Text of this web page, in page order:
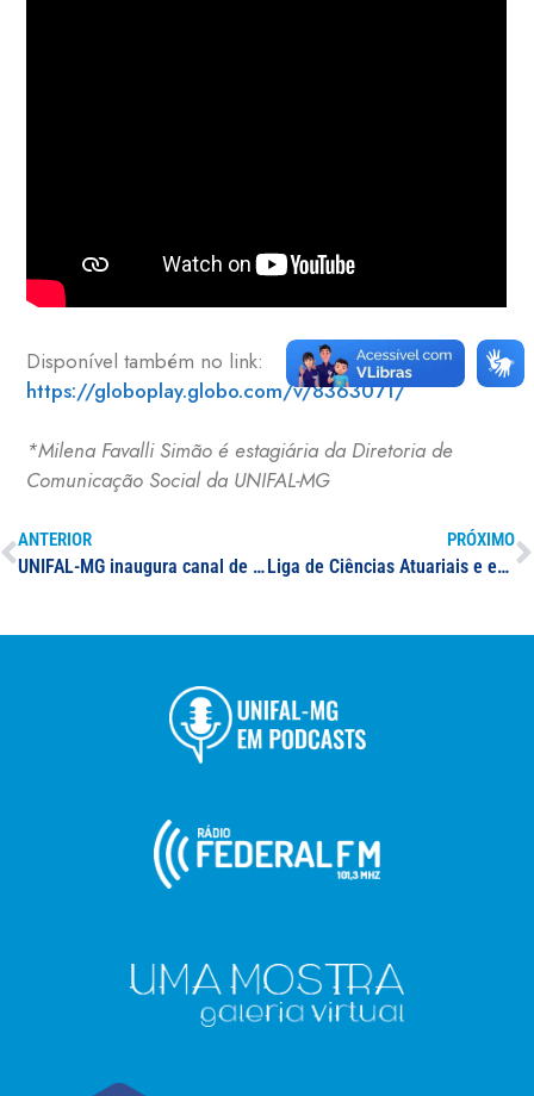
Disponível também no link:
https://globoplay.globo.com/v/8363071/
*Milena Favalli Simão é estagiária da Diretoria de
Comunicação Social da UNIFAL-MG
ANTERIOR
UNIFAL-MG inaugura canal de comunicação via WhatsApp institucional; os interessados em receber informações devem enviar solicitação para o número (35) 3701-9012
PRÓXIMO
Liga de Ciências Atuariais e empresa Valor Jr promovem caravana para doação de sangue em Varginha; será oferecido transporte entre o campus e a Policlínica Central da cidade